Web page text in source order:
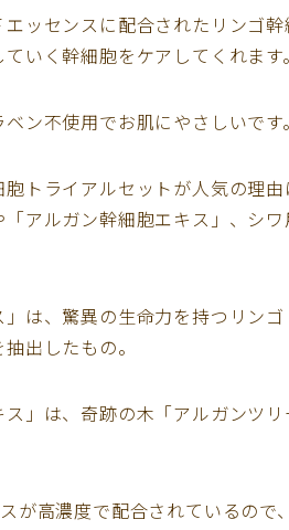
ッセンスに配合されたリンゴ
いく幹細胞をケアしてくれます。
ン不使用でお肌にやさしいです。
トライアルセットが人気の理由
アルガン幹細胞エキス」、シ
」は、驚異の生命力を持つリン
出したもの。
ス」は、奇跡の木「アルガンツ
が高濃度で配合されているので